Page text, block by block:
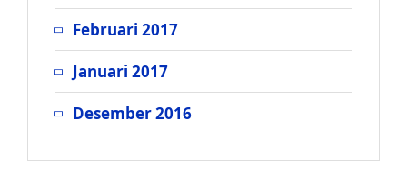
Februari 2017
Januari 2017
Desember 2016